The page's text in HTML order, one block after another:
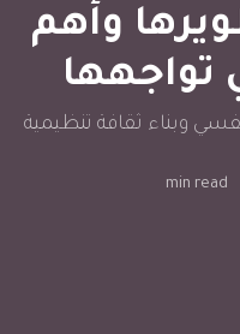
وأهم
تواجهها
وبناء ثقافة تنظيمية
min read